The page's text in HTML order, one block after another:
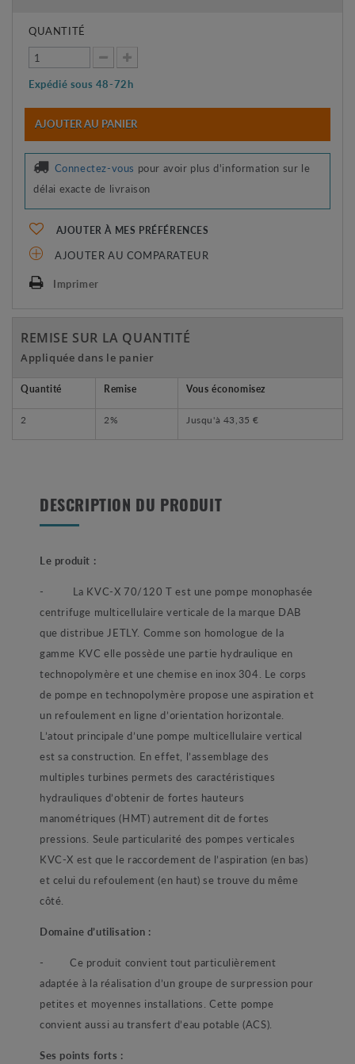
QUANTITÉ
Expédié sous 48-72h
AJOUTER AU PANIER
Connectez-vous pour avoir plus d'information sur le
délai exacte de livraison
AJOUTER À MES PRÉFÉRENCES
AJOUTER AU COMPARATEUR
Imprimer
REMISE SUR LA QUANTITÉ
Appliquée dans le panier
Quantité Remise Vous économisez
2 2% Jusqu'à 43,35 €
DESCRIPTION DU PRODUIT
Le produit :
- La KVC-X 70/120 T est une pompe monophasée
centrifuge multicellulaire verticale de la marque DAB
que distribue JETLY. Comme son homologue de la
gamme KVC elle possède une partie hydraulique en
technopolymère et une chemise en inox 304. Le corps
de pompe en technopolymère propose une aspiration et
un refoulement en ligne d’orientation horizontale.
L’atout principale d’une pompe multicellulaire vertical
est sa construction. En effet, l’assemblage des
multiples turbines permets des caractéristiques
hydrauliques d’obtenir de fortes hauteurs
manométriques (HMT) autrement dit de fortes
pressions. Seule particularité des pompes verticales
KVC-X est que le raccordement de l’aspiration (en bas)
et celui du refoulement (en haut) se trouve du même
côté.
Domaine d’utilisation :
- Ce produit convient tout particulièrement
adaptée à la réalisation d’un groupe de surpression pour
petites et moyennes installations. Cette pompe
convient aussi au transfert d’eau potable (ACS).
Ses points forts :